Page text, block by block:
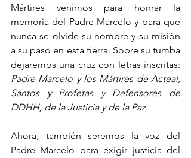
Mártires venimos para honrar la
memoria del Padre Marcelo y para que
nunca se olvide su nombre y su misión
a su paso en esta tierra. Sobre su tumba
Padre Marcelo y los Mártires de Acteal,
Santos y Profetas y Defensores de
DDHH, de la Justicia y de la Paz.
Ahora, también seremos la voz del
Padre Marcelo para exigir justicia del